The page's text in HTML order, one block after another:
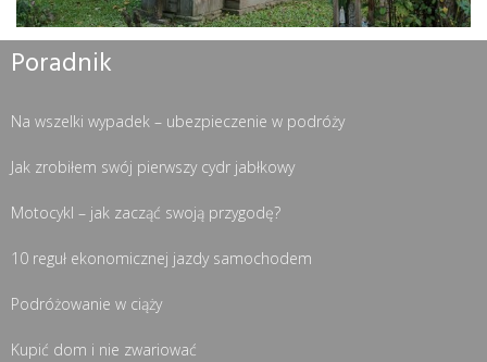
Poradnik
Na wszelki wypadek – ubezpieczenie w podróży
Jak zrobiłem swój pierwszy cydr jabłkowy
Motocykl – jak zacząć swoją przygodę?
10 reguł ekonomicznej jazdy samochodem
Podróżowanie w ciąży
Kupić dom i nie zwariować